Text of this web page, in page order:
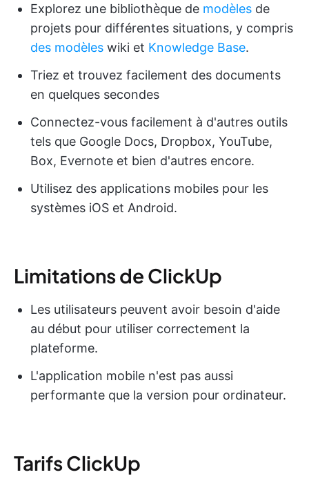
Explorez une bibliothèque de modèles de
projets pour différentes situations, y compris
des modèles wiki et Knowledge Base.
Triez et trouvez facilement des documents
en quelques secondes
Connectez-vous facilement à d'autres outils
tels que Google Docs, Dropbox, YouTube,
Box, Evernote et bien d'autres encore.
Utilisez des applications mobiles pour les
systèmes iOS et Android.
Limitations de ClickUp
Les utilisateurs peuvent avoir besoin d'aide
au début pour utiliser correctement la
plateforme.
L'application mobile n'est pas aussi
performante que la version pour ordinateur.
Tarifs ClickUp